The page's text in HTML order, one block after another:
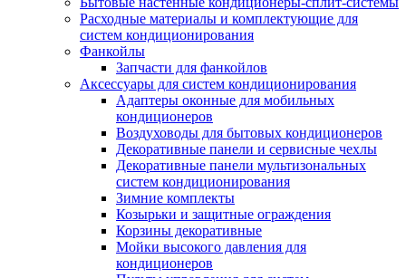
Расходные материалы и комплектующие для
систем кондиционирования
Фанкойлы
Запчасти для фанкойлов
Аксессуары для систем кондиционирования
Адаптеры оконные для мобильных
кондиционеров
Воздуховоды для бытовых кондиционеров
Декоративные панели и сервисные чехлы
Декоративные панели мультизональных
систем кондиционирования
Зимние комплекты
Козырьки и защитные ограждения
Корзины декоративные
Мойки высокого давления для
кондиционеров